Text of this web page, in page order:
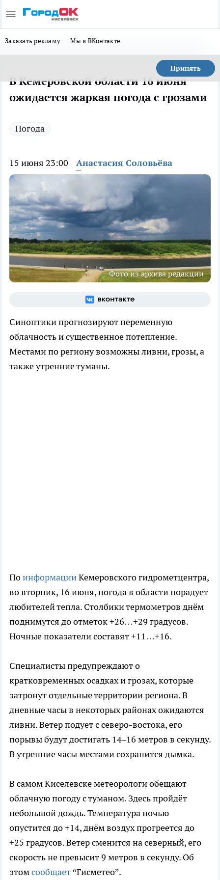
Заказать рекламу Мы в ВКонтакте
Принять
В Кемеровской области 16 июня
ожидается жаркая погода с грозами
Погода
15 июня 23:00 Анастасия Соловьёва
Фото из архива редакции
Синоптики прогнозируют переменную
облачность и существенное потепление.
Местами по региону возможны ливни, грозы, а
также утренние туманы.
ПоинформацииКемеровского гидрометцентра,
во вторник, 16 июня, погода в области порадует
любителей тепла. Столбики термометров днём
поднимутся до отметок +26…+29 градусов.
Ночные показатели составят +11…+16.
Специалисты предупреждают о
кратковременных осадках и грозах, которые
затронут отдельные территории региона. В
дневные часы в некоторых районах ожидаются
ливни. Ветер подует с северо-востока, его
порывы будут достигать 14–16 метров в секунду.
В утренние часы местами сохранится дымка.
В самом Киселевске метеорологи обещают
облачную погоду с туманом. Здесь пройдёт
небольшой дождь. Температура ночью
опустится до +14, днём воздух прогреется до
+25 градусов. Ветер сменится на северный, его
скорость не превысит 9 метров в секунду. Об
этомсообщает“Гисметео”.